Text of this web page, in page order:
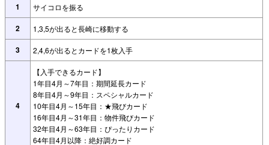
1 サイコロを振る
2 1,3,5が出ると長崎に移動する
3 2,4,6が出るとカードを1枚入手
4
【入手できるカード】
1年目4月～7年目：期間延長カード
8年目4月～9年目：スペシャルカード
10年目4月～15年目：★飛びカード
16年目4月～31年目：物件飛びカード
32年目4月～63年目：ぴったりカード
64年目4月以降：絶好調カード